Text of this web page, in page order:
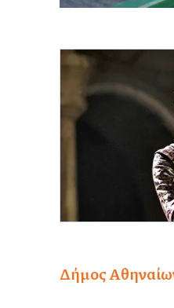
Δήμος